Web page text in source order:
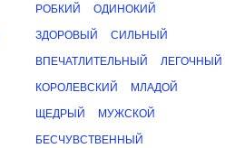
РОБКИЙ ОДИНОКИЙ
ЗДОРОВЫЙ СИЛЬНЫЙ
ВПЕЧАТЛИТЕЛЬНЫЙ ЛЕГОЧНЫЙ
КОРОЛЕВСКИЙ МЛАДОЙ
ЩЕДРЫЙ МУЖСКОЙ
БЕСЧУВСТВЕННЫЙ